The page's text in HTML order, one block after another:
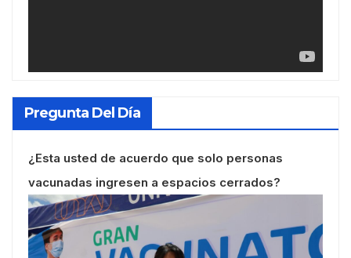
Pregunta Del Día
¿Esta usted de acuerdo que solo personas
vacunadas ingresen a espacios cerrados?